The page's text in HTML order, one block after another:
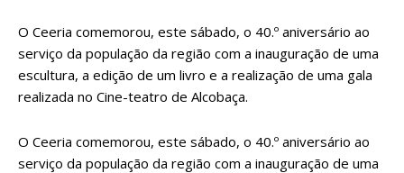
O Ceeria comemorou, este sábado, o 40.º aniversário ao
serviço da população da região com a inauguração de uma
escultura, a edição de um livro e a realização de uma gala
realizada no Cine-teatro de Alcobaça.
O Ceeria comemorou, este sábado, o 40.º aniversário ao
serviço da população da região com a inauguração de uma